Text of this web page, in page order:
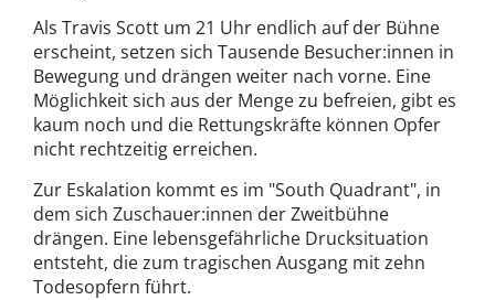
Als Travis Scott um 21 Uhr endlich auf der Bühne
erscheint, setzen sich Tausende Besucher:innen in
Bewegung und drängen weiter nach vorne. Eine
Möglichkeit sich aus der Menge zu befreien, gibt es
kaum noch und die Rettungskräfte können Opfer
nicht rechtzeitig erreichen.
Zur Eskalation kommt es im "South Quadrant", in
dem sich Zuschauer:innen der Zweitbühne
drängen. Eine lebensgefährliche Drucksituation
entsteht, die zum tragischen Ausgang mit zehn
Todesopfern führt.